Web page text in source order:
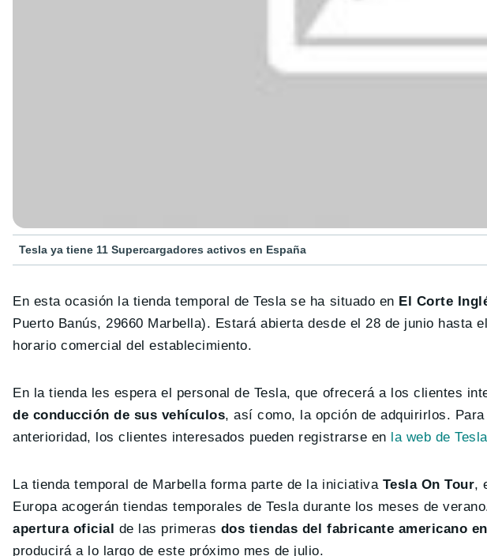
Tesla ya tiene 11 Supercargadores activos en España
En esta ocasión la tienda temporal de Tesla se ha situado en El Corte
Puerto Banús, 29660 Marbella). Estará abierta desde el 28 de junio hasta
horario comercial del establecimiento.
En la tienda les espera el personal de Tesla, que ofrecerá a los clientes
de conducción de sus vehículos, así como, la opción de adquirirlos.
anterioridad, los clientes interesados pueden registrarse en la web de Tesla
La tienda temporal de Marbella forma parte de la iniciativa Tesla On Tour,
Europa acogerán tiendas temporales de Tesla durante los meses de
apertura oficial de las primeras dos tiendas del fabricante americano
producirá a lo largo de este próximo mes de julio.